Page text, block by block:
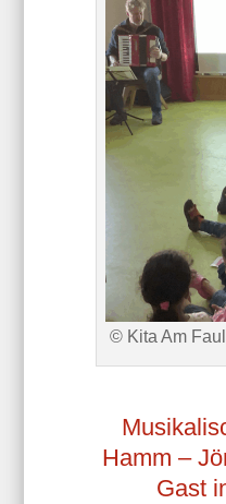
© Kita Am
Hamm –
Gast